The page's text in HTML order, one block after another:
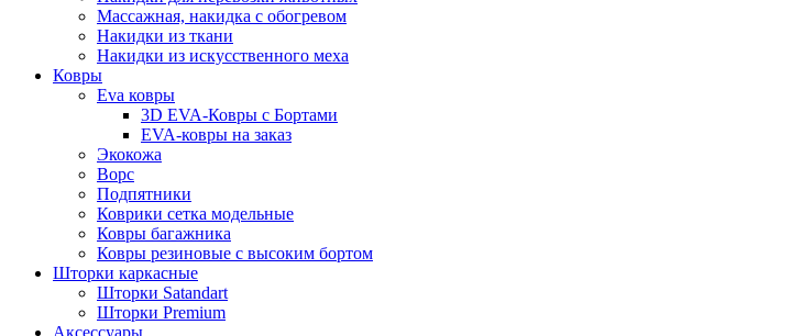
Массажная, накидка с обогревом
Накидки из ткани
Накидки из искусственного меха
Ковры
Eva ковры
3D EVA-Ковры с Бортами
EVA-ковры на заказ
Экокожа
Ворс
Подпятники
Коврики сетка модельные
Ковры багажника
Ковры резиновые с высоким бортом
Шторки каркасные
Шторки Satandart
Шторки Premium
Аксессуары